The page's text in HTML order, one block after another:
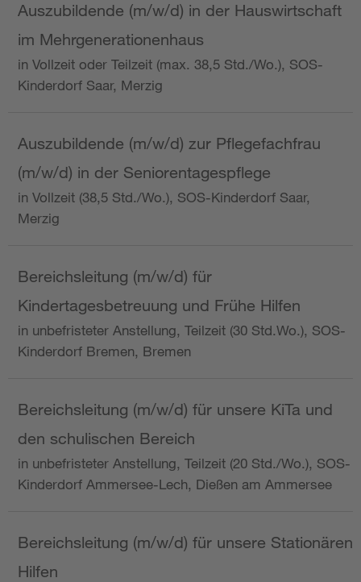
Auszubildende (m/w/d) in der Hauswirtschaft
im Mehrgenerationenhaus
in Vollzeit oder Teilzeit (max. 38,5 Std./Wo.), SOS-
Kinderdorf Saar, Merzig
Auszubildende (m/w/d) zur Pflegefachfrau
(m/w/d) in der Seniorentagespflege
in Vollzeit (38,5 Std./Wo.), SOS-Kinderdorf Saar,
Merzig
Bereichsleitung (m/w/d) für
Kindertagesbetreuung und Frühe Hilfen
in unbefristeter Anstellung, Teilzeit (30 Std.Wo.), SOS-
Kinderdorf Bremen, Bremen
Bereichsleitung (m/w/d) für unsere KiTa und
den schulischen Bereich
in unbefristeter Anstellung, Teilzeit (20 Std./Wo.), SOS-
Kinderdorf Ammersee-Lech, Dießen am Ammersee
Bereichsleitung (m/w/d) für unsere Stationären
Hilfen